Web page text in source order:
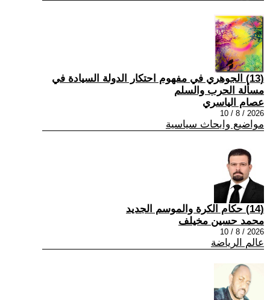
(13) الجوهري في مفهوم احتكار الدولة السيادة في
مسألة الحرب والسلم
عصام الياسري
2026 / 8 / 10
مواضيع وابحاث سياسية
(14) حكام الكرة والموسم الجديد
محمد حسين مخيلف
2026 / 8 / 10
عالم الرياضة